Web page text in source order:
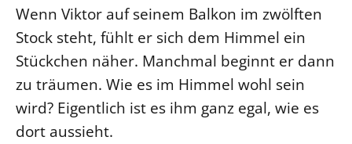
Wenn Viktor auf seinem Balkon im zwölften
Stock steht, fühlt er sich dem Himmel ein
Stückchen näher. Manchmal beginnt er dann
zu träumen. Wie es im Himmel wohl sein
wird? Eigentlich ist es ihm ganz egal, wie es
dort aussieht.
Klimaschutzgesetz
Kunstreferat
NKVK
Öffentlichkeitsarbeit
Personalausschuss